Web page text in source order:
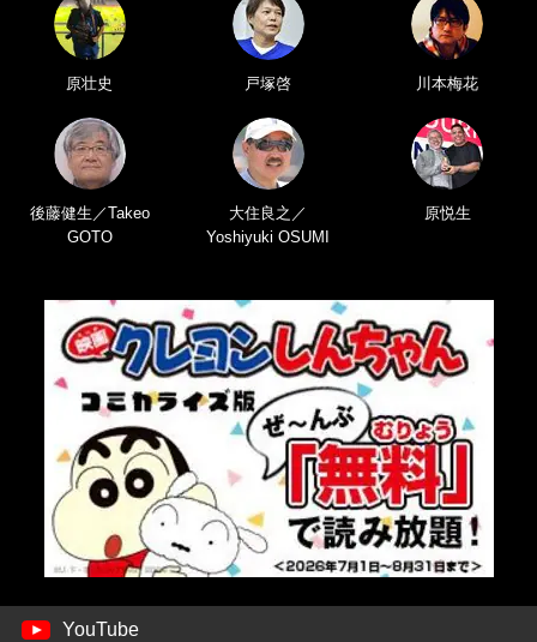
原壮史 戸塚啓 川本梅花
後藤健生／Takeo
GOTO
大住良之／
Yoshiyuki OSUMI
原悦生
YouTube